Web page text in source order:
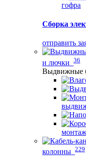
гофра
Сборка
отправить
и лючки 36
Выдвижные
колонны 229